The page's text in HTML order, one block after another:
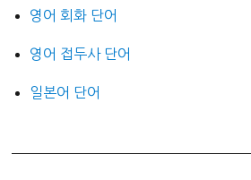
영어 회화 단어
영어 접두사 단어
일본어 단어